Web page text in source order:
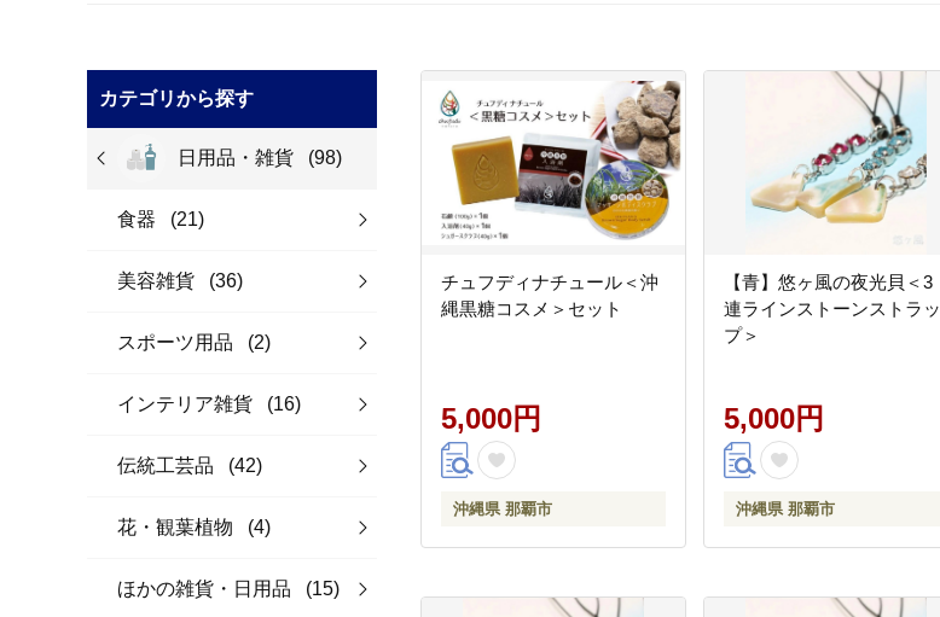
カテゴリから探す
日用品・雑貨 (98)
食器 (21)
美容雑貨 (36)
スポーツ用品 (2)
インテリア雑貨 (16)
伝統工芸品 (42)
花・観葉植物 (4)
ほかの雑貨・日用品 (15)
チュフディナチュール＜沖
縄黒糖コスメ＞セット
5,000円
沖縄県 那覇市
【青】悠ヶ風の夜光貝＜3
連ラインストーンストラッ
プ＞
5,000円
沖縄県 那覇市